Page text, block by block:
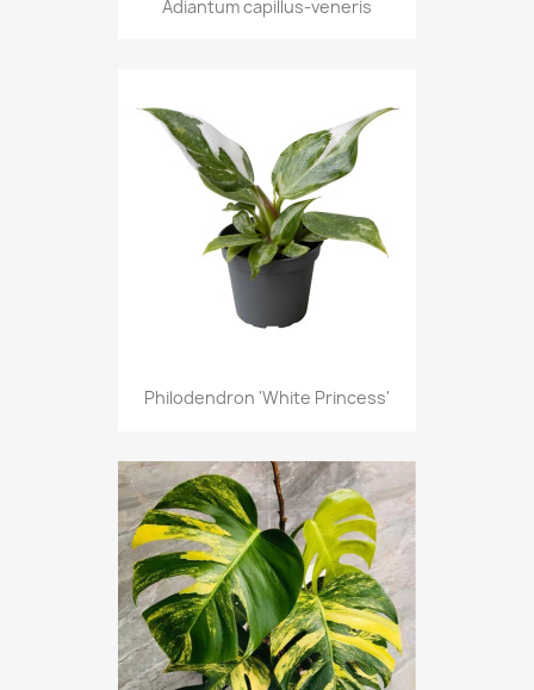
Adiantum capillus-veneris
Philodendron 'White Princess'